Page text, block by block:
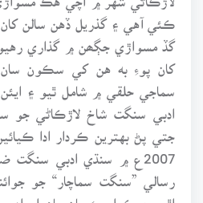
ڪئي آهي ۽ گذريل ڏهن سالن
گڏ مسواڙي جڳھن ۾ گذاري رهيو
کان پوءِ به هن کي سڪون سان
ادبي سنگت شاخ لاڙڪاڻي جو
2007ع ۾ سنڌي ادبي سنگت
رسالي ”سنگت سماچار“ جو
اٿس ۽ ڪراچيءَ مان ماهوار